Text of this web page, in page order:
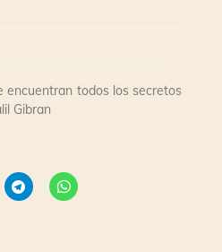
encuentran todos los secretos
Gibran